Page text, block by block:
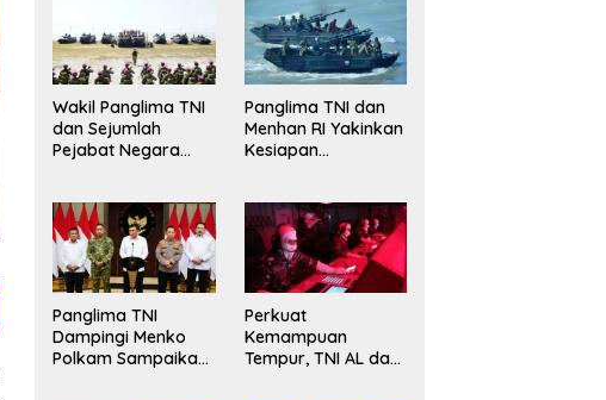
Wakil Panglima TNI
dan Sejumlah
Pejabat Negara
Brevet Korps
Marinir
Panglima TNI dan
Menhan RI Yakinkan
Kesiapan
Panglima TNI
Dampingi Menko
Polkam Sampaikan
Perkuat
Kemampuan
Tempur, TNI AL dan